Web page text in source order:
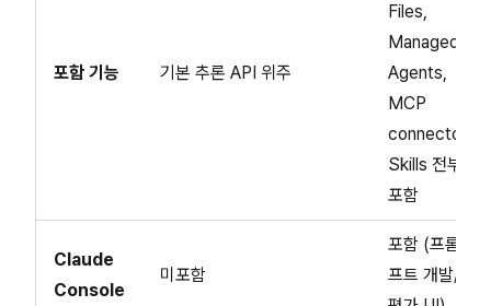
포함 기능 기본 추론 API 위주
Files,
Managed
Agents,
MCP
connector,
Skills 전부
포함
Claude
Console
미포함
포함 (프롬
프트 개발/